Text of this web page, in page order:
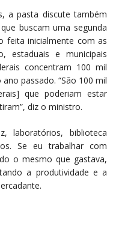
a pasta discute também
buscam uma segunda
feita inicialmente com as
estaduais e municipais
concentram 100 mil
passado. “São 100 mil
que poderiam estar
diz o ministro.
laboratórios, biblioteca
Se eu trabalhar com
o mesmo que gastava,
a produtividade e a